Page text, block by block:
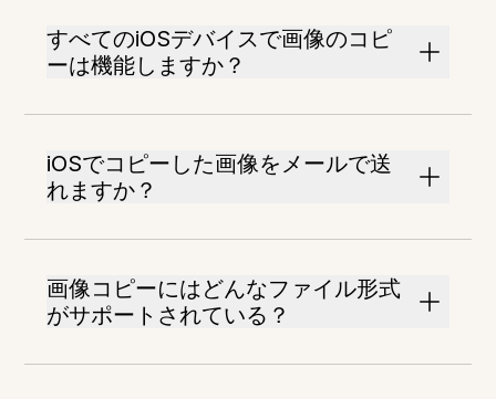
すべてのiOSデバイスで画像のコピ
ーは機能しますか？
iOSでコピーした画像をメールで送
れますか？
画像コピーにはどんなファイル形式
がサポートされている？